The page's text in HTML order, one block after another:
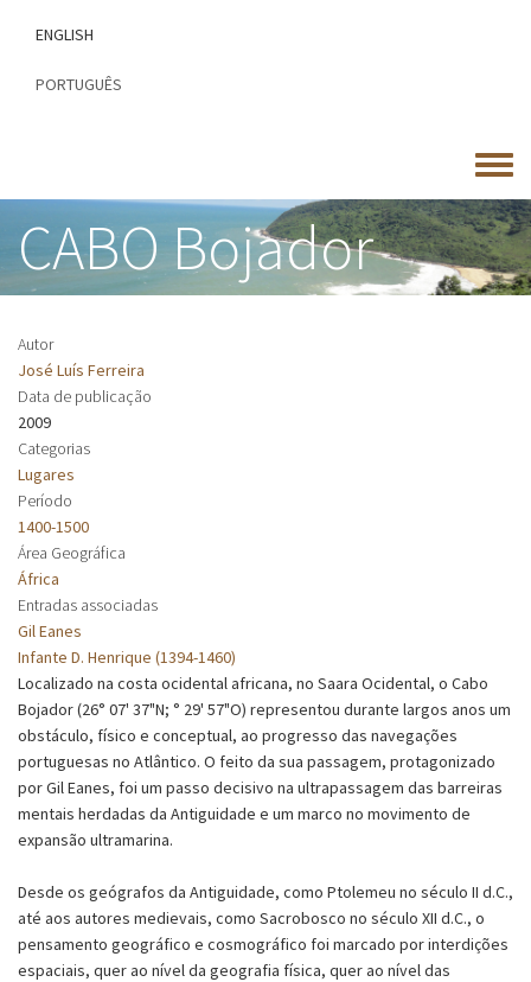
conteúdo
ENGLISH
PORTUGUÊS
Toggle
menu
CABO Bojador
Autor
José Luís Ferreira
Data de publicação
2009
Categorias
Lugares
Período
1400-1500
Área Geográfica
África
Entradas associadas
Gil Eanes
Infante D. Henrique (1394-1460)
Localizado na costa ocidental africana, no Saara Ocidental, o Cabo
Bojador (26° 07' 37"N; ° 29' 57"O) representou durante largos anos um
obstáculo, físico e conceptual, ao progresso das navegações
portuguesas no Atlântico. O feito da sua passagem, protagonizado
por Gil Eanes, foi um passo decisivo na ultrapassagem das barreiras
mentais herdadas da Antiguidade e um marco no movimento de
expansão ultramarina.
Desde os geógrafos da Antiguidade, como Ptolemeu no século II d.C.,
até aos autores medievais, como Sacrobosco no século XII d.C., o
pensamento geográfico e cosmográfico foi marcado por interdições
espaciais, quer ao nível da geografia física, quer ao nível das